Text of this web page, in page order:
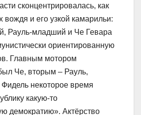
сконцентрировалась, как
вождя и его узкой камарильи:
Рауль-младший и Че Гевара
ориентированную
Главным мотором
Че, вторым – Рауль,
некоторое время
какую-то
демократию». Актёрство